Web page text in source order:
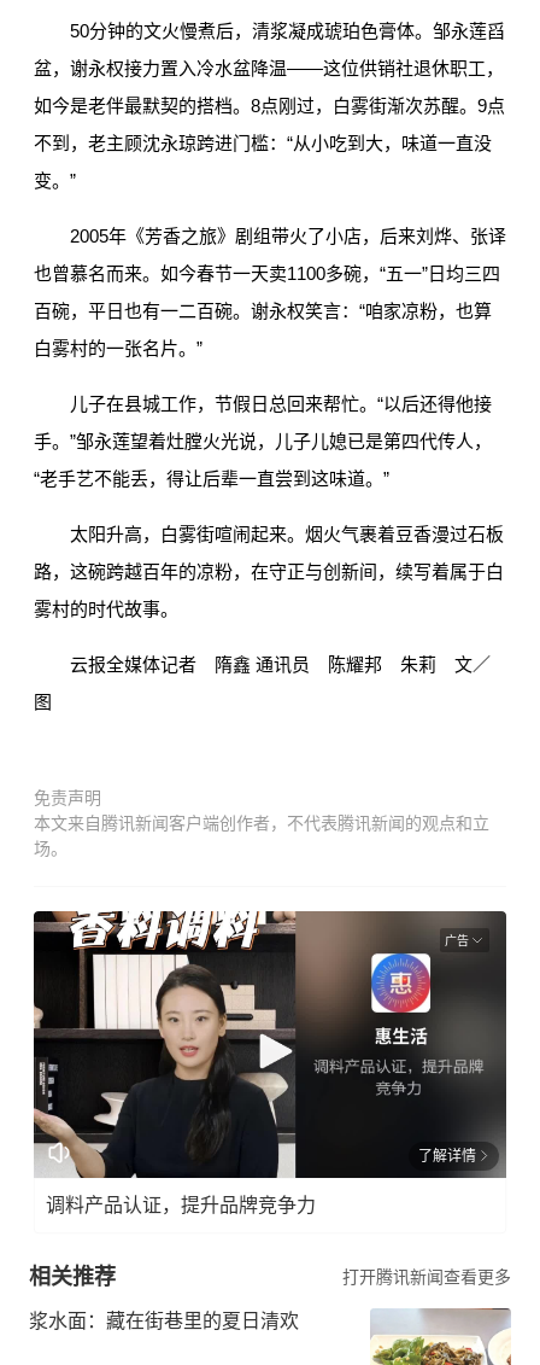
50分钟的文火慢煮后，清浆凝成琥珀色膏体。邹永莲舀
盆，谢永权接力置入冷水盆降温——这位供销社退休职工，
如今是老伴最默契的搭档。8点刚过，白雾街渐次苏醒。9点
不到，老主顾沈永琼跨进门槛：“从小吃到大，味道一直没
变。”
2005年《芳香之旅》剧组带火了小店，后来刘烨、 张译
也曾慕名而来。如今春节一天卖1100多碗，“五一”日均三四
百碗，平日也有一二百碗。谢永权笑言：“咱家凉粉，也算
白雾村的一张名片。”
儿子在县城工作，节假日总回来帮忙。“以后还得他接
手。”邹永莲望着灶膛火光说，儿子儿媳已是第四代传人，
“老手艺不能丢，得让后辈一直尝到这味道。”
太阳升高，白雾街喧闹起来。烟火气裹着豆香漫过石板
路，这碗跨越百年的凉粉，在守正与创新间，续写着属于白
雾村的时代故事。
云报全媒体记者 隋鑫 通讯员 陈耀邦 朱莉 文／
图
免责声明
本文来自腾讯新闻客户端创作者，不代表腾讯新闻的观点和立
场。
广告
了解详情
调料产品认证，提升品牌竞争力
相关推荐 打开腾讯新闻查看更多
浆水面：藏在街巷里的夏日清欢